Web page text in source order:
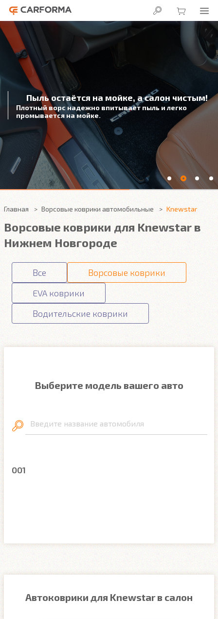
Пыль остаётся на мойке, а салон чистым!
Плотный ворс надежно впитывает пыль и легко
промывается на мойке.
Главная Ворсовые коврики автомобильные Knewstar
Ворсовые коврики для Knewstar в
Нижнем Новгороде
Все
Ворсовые коврики
EVA коврики
Водительские коврики
Выберите модель вашего авто
Введите название автомобиля
001
Автоковрики для Knewstar в салон